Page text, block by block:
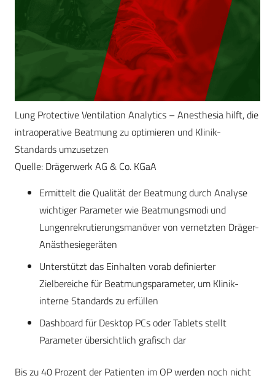
Lung Protective Ventilation Analytics – Anesthesia hilft, die
intraoperative Beatmung zu optimieren und Klinik-
Standards umzusetzen
Quelle: Drägerwerk AG & Co. KGaA
Ermittelt die Qualität der Beatmung durch Analyse
wichtiger Parameter wie Beatmungsmodi und
Lungenrekrutierungsmanöver von vernetzten Dräger-
Anästhesiegeräten
Unterstützt das Einhalten vorab definierter
Zielbereiche für Beatmungsparameter, um Klinik-
interne Standards zu erfüllen
Dashboard für Desktop PCs oder Tablets stellt
Parameter übersichtlich grafisch dar
Bis zu 40 Prozent der Patienten im OP werden noch nicht